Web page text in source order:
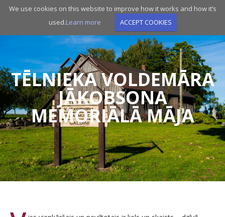
We use cookies on this website to improve how it works and how it’s
used.Learn more ACCEPT COOKIES
Skip
TĒLNIEKA VOLDEMĀRA
JĀKOBSONA
MEMORIĀLĀ MĀJA